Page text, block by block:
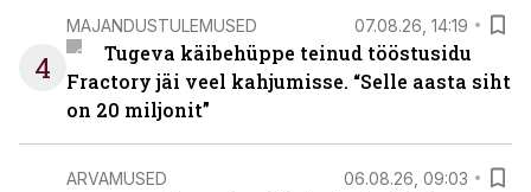
4
MAJANDUSTULEMUSED 07.08.26, 14:19
Tugeva käibehüppe teinud tööstusidu
Fractory jäi veel kahjumisse. “Selle aasta siht
on 20 miljonit”
ARVAMUSED 06.08.26, 09:03